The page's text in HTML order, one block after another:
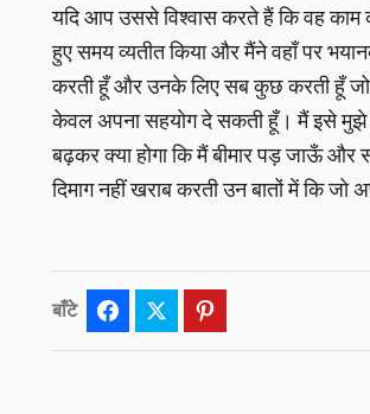
यदि आप उससे विश्वास करते हैं कि वह
हुए समय व्यतीत किया और मैंने वहाँ पर
करती हूँ और उनके लिए सब कुछ करती हूँ
केवल अपना सहयोग दे सकती हूँ। मैं इसे
बढ़कर क्या होगा कि मैं बीमार पड़ जाऊँ
दिमाग नहीं खराब करती उन बातों में कि
बाँटे Facebook Twitter